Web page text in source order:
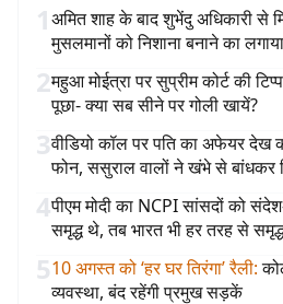
1अमित शाह के बाद शुभेंदु अधिकारी से
मुसलमानों को निशाना बनाने का
2महुआ मोईत्रा पर सुप्रीम कोर्ट की
पूछा- क्या सब सीने पर गोली खायें?
3वीडियो कॉल पर पति का अफेयर देख
फोन, ससुराल वालों ने खंभे से बांधकर
4पीएम मोदी का NCPI सांसदों को
समृद्ध थे, तब भारत भी हर तरह से
510 अगस्त को ‘हर घर तिरंगा’ रैली:
व्यवस्था, बंद रहेंगी प्रमुख सड़कें